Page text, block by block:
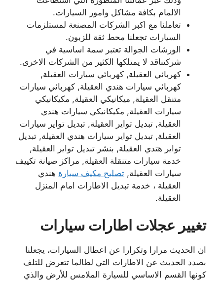
الالمام بكافة مشاكل وامور السيارات.
تعاملنا مع اكبر الشركات المصنعة لمستلزمات
السيارات تجعلنا محط ثقة للزبون.
الورشات الجوالة تعتبر سمة اساسية في
شركتناقد لا يمتلكها الكثير من الشركات الاخرى.
كهربائي العقيلة, كهربائي سيارات العقيلة,
كهربائي سيارات هندي العقيلة, كهربائي سيارات
متنقل العقيلة, ميكانيكي العقيلة, مكيكانيكي
سيارات العقيلة, مكيكانيكي سيارات هندي
العقيلة, تبديل تواير العقيلة, تبديل تواير سيارات
العقيلة, تبديل تواير سيارات هندي العقيلة, تبديل
تواير هتدي العقيلة, بنشر تبديل تواير العقيلة,
خدمة سيارات متنقلة العقيلة, مراكز صيانة تكييف
سيارات العقيلة, تصليح مكيف سيارة هندي
العقيلة ، خدمة تبديل الاطارات امام المنزل
العقيلة.
تغيير عجلات اطارات سيارات
ان الحديث مرارا وتكرارا عن اعطال السيارات، يجعلنا
بصدد الحديث عن الاطارات التي لطالما تتعرض للتلف
كونها القسم الاساسي للسيارة الملامس للأرض والذي